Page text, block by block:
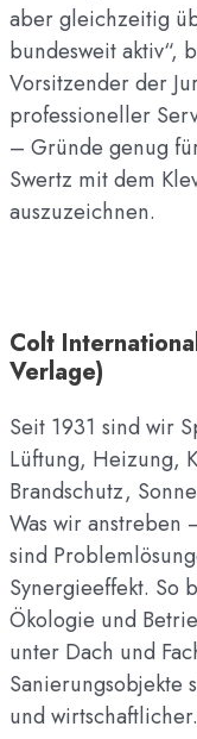
aber gleichzeitig
bundesweit aktiv“,
Vorsitzender der
professioneller
– Gründe genug
Swertz mit dem
auszuzeichnen.
Colt
Verlage)
Seit 1931 sind wir
Lüftung, Heizung,
Brandschutz,
Was wir anstreben
sind
Synergieeffekt. So
Ökologie und
unter Dach und
Sanierungsobjekte
und wirtschaftlicher.